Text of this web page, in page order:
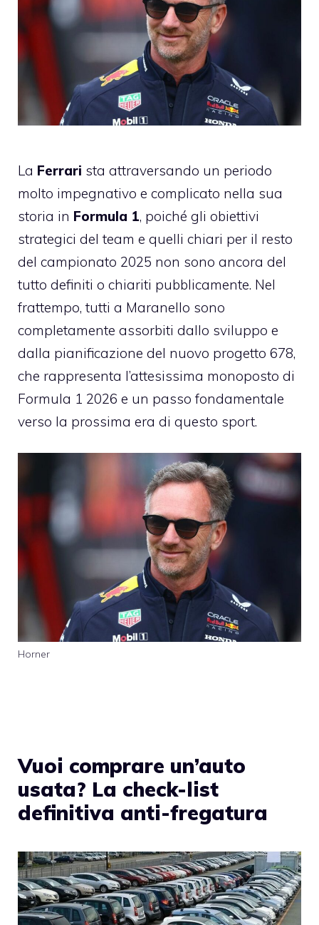
La Ferrari sta attraversando un periodo
molto impegnativo e complicato nella sua
storia in Formula 1, poiché gli obiettivi
strategici del team e quelli chiari per il resto
del campionato 2025 non sono ancora del
tutto definiti o chiariti pubblicamente. Nel
frattempo, tutti a Maranello sono
completamente assorbiti dallo sviluppo e
dalla pianificazione del nuovo progetto 678,
che rappresenta l’attesissima monoposto di
Formula 1 2026 e un passo fondamentale
verso la prossima era di questo sport.
Horner
Vuoi comprare un’auto
usata? La check-list
definitiva anti-fregatura